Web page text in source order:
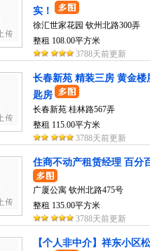
实！
徐汇世家花园 钦州北路300弄
整租 108.00平方米
3788天前更新
长春新苑 精装三房 黄金
匙房
长春新苑 桂林路567弄
整租 115.00平方米
3788天前更新
住商不动产租赁经理 百分
广厦公寓 钦州北路475号
整租 135.00平方米
3788天前更新
【个人非中介】祥东小区